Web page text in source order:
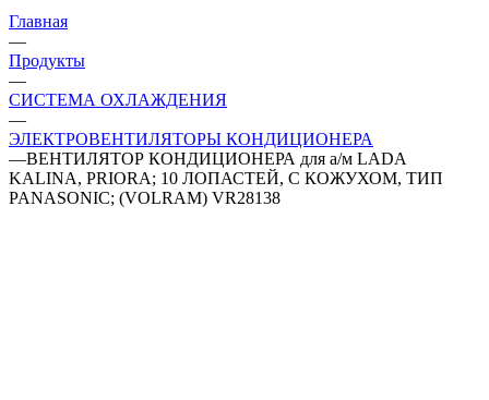
Главная
—
Продукты
—
СИСТЕМА ОХЛАЖДЕНИЯ
—
ЭЛЕКТРОВЕНТИЛЯТОРЫ КОНДИЦИОНЕРА
—ВЕНТИЛЯТОР КОНДИЦИОНЕРА для а/м LADA
KALINA, PRIORA; 10 ЛОПАСТЕЙ, С КОЖУХОМ, ТИП
PANASONIC; (VOLRAM) VR28138